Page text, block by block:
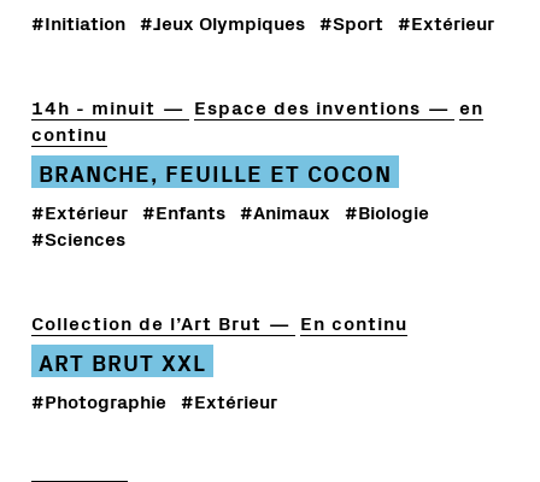
#Initiation #Jeux Olympiques #Sport #Extérieur
14h - minuit Espace des inventions
en
continu
BRANCHE, FEUILLE ET COCON
#Extérieur #Enfants #Animaux #Biologie
#Sciences
Collection de l’Art Brut En continu
ART BRUT XXL
#Photographie #Extérieur